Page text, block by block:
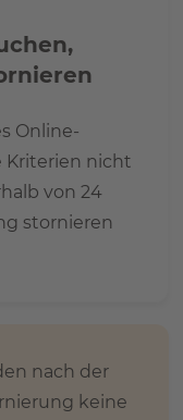
Online-
Kriterien nicht
von 24
stornieren
nach der
keine